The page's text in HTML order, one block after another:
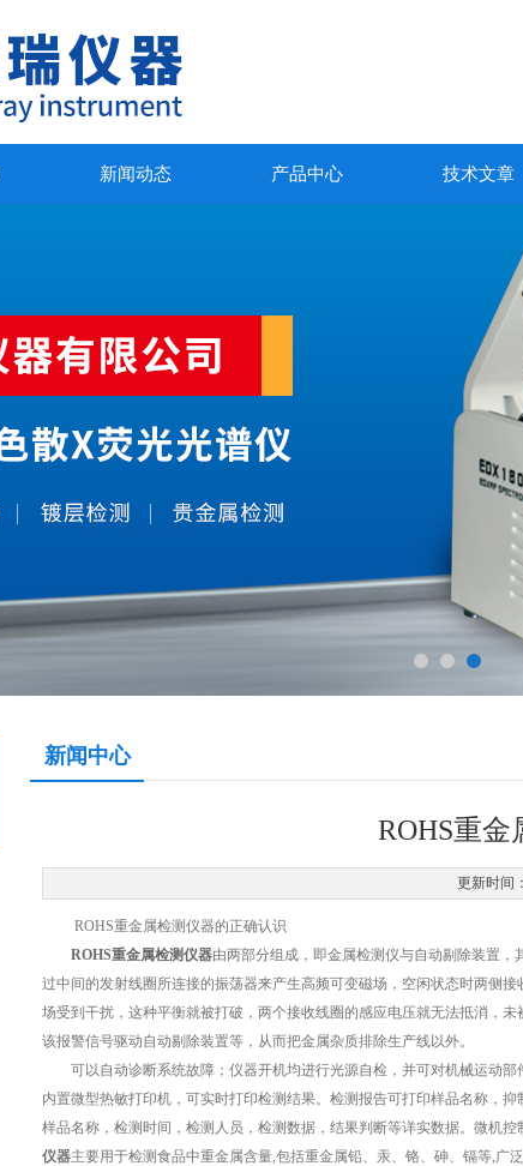
新闻动态 产品中心 技术文章
新闻中心
ROHS重
更新时间
ROHS重金属检测仪器的正确认识
ROHS重金属检测仪器由两部分组成，即金属检测仪与自动剔除装置
过中间的发射线圈所连接的振荡器来产生高频可变磁场，空闲状态时两侧
场受到干扰，这种平衡就被打破，两个接收线圈的感应电压就无法抵消，
该报警信号驱动自动剔除装置等，从而把金属杂质排除生产线以外。
可以自动诊断系统故障；仪器开机均进行光源自检，并可对机械运动部
内置微型热敏打印机，可实时打印检测结果。检测报告可打印样品名称，
样品名称，检测时间，检测人员，检测数据，结果判断等详实数据。微机
仪器主要用于检测食品中重金属含量,包括重金属铅、汞、铬、砷、镉等,广